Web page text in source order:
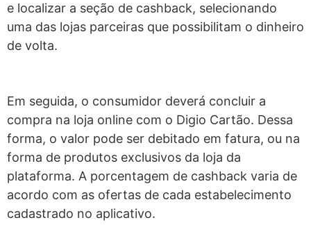
e localizar a seção de cashback, selecionando
uma das lojas parceiras que possibilitam o dinheiro
de volta.
Em seguida, o consumidor deverá concluir a
compra na loja online com o Digio Cartão. Dessa
forma, o valor pode ser debitado em fatura, ou na
forma de produtos exclusivos da loja da
plataforma. A porcentagem de cashback varia de
acordo com as ofertas de cada estabelecimento
cadastrado no aplicativo.